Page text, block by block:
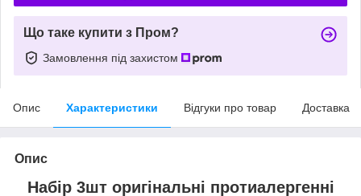
Що таке купити з Пром?
Замовлення під захистом
Опис Характеристики Відгуки про товар Доставка
Опис
Набір 3шт оригінальні протиалергенні